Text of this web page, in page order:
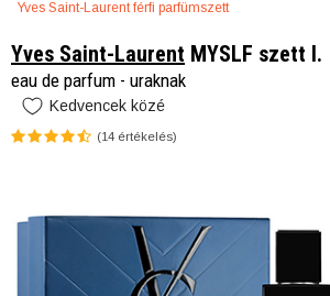
Yves Saint-Laurent férfi parfümszett
Yves Saint-Laurent MYSLF szett I.
eau de parfum - uraknak
Kedvencek közé
(14 értékelés)